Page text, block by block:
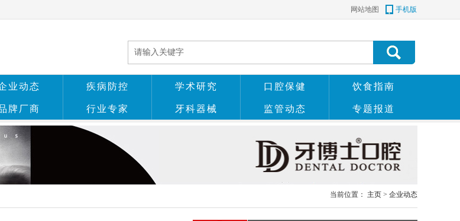
手机版
网站地图
业动态 疾病防控 学术研究 口腔保健 饮食指南
牌厂商 行业专家 牙科器械 监管动态 专题报道
当前位置： 主页 > 企业动态